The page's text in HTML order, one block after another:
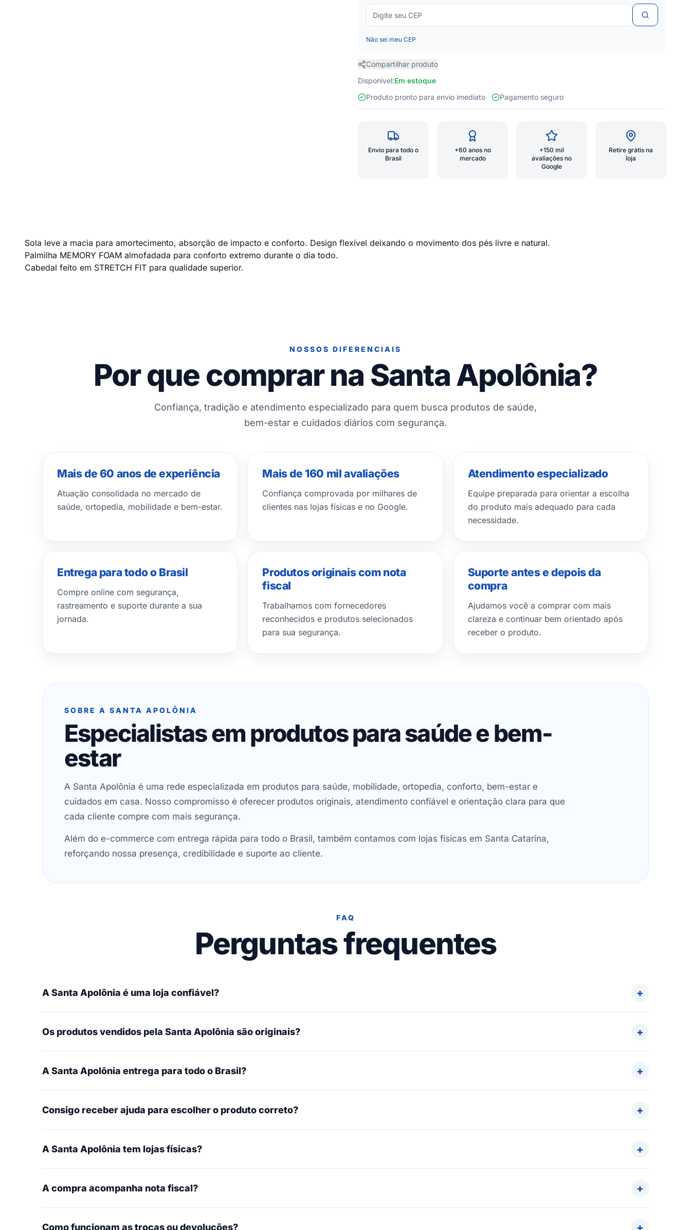
Não sei meu CEP
Compartilhar produto
Disponível:Em estoque
Produto pronto para envio imediato
Pagamento seguro
Envio para todo o
Brasil
+60 anos no
mercado
+150 mil
avaliações no
Google
Retire grátis na
loja
Sola leve a macia para amortecimento, absorção de impacto e conforto. Design flexível deixando o movimento dos pés livre e natural.
Palmilha MEMORY FOAM almofadada para conforto extremo durante o dia todo.
Cabedal feito em STRETCH FIT para qualidade superior.
NOSSOS DIFERENCIAIS
Por que comprar na Santa Apolônia?
Confiança, tradição e atendimento especializado para quem busca produtos de saúde,
bem-estar e cuidados diários com segurança.
Mais de 60 anos de experiência
Atuação consolidada no mercado de
saúde, ortopedia, mobilidade e bem-estar.
Mais de 160 mil avaliações
Confiança comprovada por milhares de
clientes nas lojas físicas e no Google.
Atendimento especializado
Equipe preparada para orientar a escolha
do produto mais adequado para cada
necessidade.
Entrega para todo o Brasil
Compre online com segurança,
rastreamento e suporte durante a sua
jornada.
Produtos originais com nota
fiscal
Trabalhamos com fornecedores
reconhecidos e produtos selecionados
para sua segurança.
Suporte antes e depois da
compra
Ajudamos você a comprar com mais
clareza e continuar bem orientado após
receber o produto.
SOBRE A SANTA APOLÔNIA
Especialistas em produtos para saúde e bem-
estar
A Santa Apolônia é uma rede especializada em produtos para saúde, mobilidade, ortopedia, conforto, bem-estar e
cuidados em casa. Nosso compromisso é oferecer produtos originais, atendimento confiável e orientação clara para que
cada cliente compre com mais segurança.
Além do e-commerce com entrega rápida para todo o Brasil, também contamos com lojas físicas em Santa Catarina,
reforçando nossa presença, credibilidade e suporte ao cliente.
FAQ
Perguntas frequentes
A Santa Apolônia é uma loja confiável?
Os produtos vendidos pela Santa Apolônia são originais?
A Santa Apolônia entrega para todo o Brasil?
Consigo receber ajuda para escolher o produto correto?
A Santa Apolônia tem lojas físicas?
A compra acompanha nota fiscal?
Como funcionam as trocas ou devoluções?